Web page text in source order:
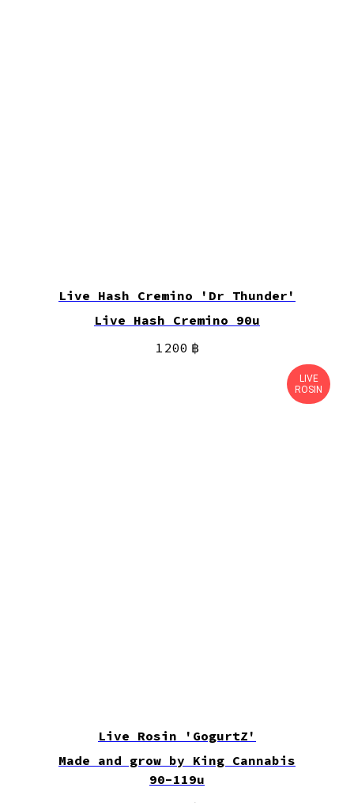
Live Hash Cremino 'Dr Thunder'
Live Hash Cremino 90u
1 200 ฿
LIVE
ROSIN
Live Rosin 'GogurtZ'
Made and grow by King Cannabis
90-119u